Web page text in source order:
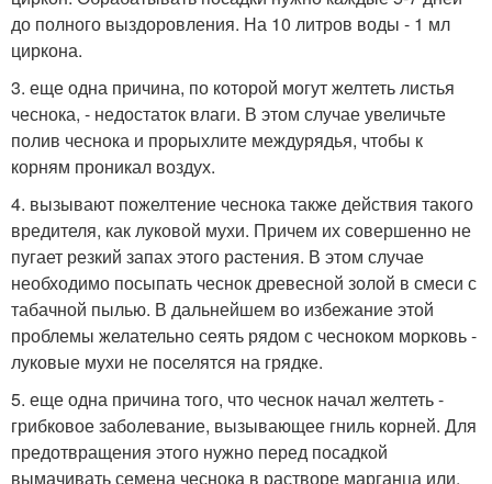
до полного выздоровления. На 10 литров воды - 1 мл
циркона.
3. еще одна причина, по которой могут желтеть листья
чеснока, - недостаток влаги. В этом случае увеличьте
полив чеснока и прорыхлите междурядья, чтобы к
корням проникал воздух.
4. вызывают пожелтение чеснока также действия такого
вредителя, как луковой мухи. Причем их совершенно не
пугает резкий запах этого растения. В этом случае
необходимо посыпать чеснок древесной золой в смеси с
табачной пылью. В дальнейшем во избежание этой
проблемы желательно сеять рядом с чесноком морковь -
луковые мухи не поселятся на грядке.
5. еще одна причина того, что чеснок начал желтеть -
грибковое заболевание, вызывающее гниль корней. Для
предотвращения этого нужно перед посадкой
вымачивать семена чеснока в растворе марганца или,